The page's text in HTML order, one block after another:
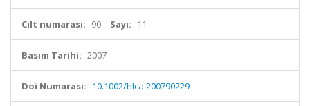
Cilt numarası: 90 Sayı: 11
Basım Tarihi: 2007
Doi Numarası: 10.1002/hlca.200790229